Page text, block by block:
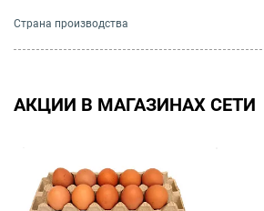
Страна производства
АКЦИИ В МАГАЗИНАХ СЕТИ